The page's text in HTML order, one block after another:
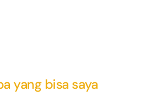
yang bisa saya